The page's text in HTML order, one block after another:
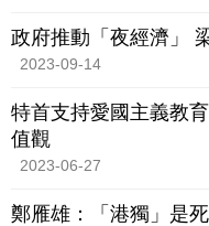
政府推動「夜經濟」
2023-09-14
特首支持愛國主義教
值觀
2023-06-27
鄭雁雄：「港獨」是